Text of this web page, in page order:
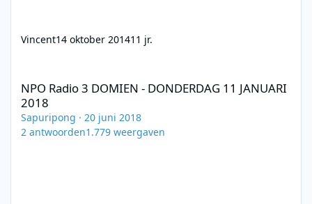
Vincent14 oktober 201411 jr.
NPO Radio 3 DOMIEN - DONDERDAG 11 JANUARI
2018
Sapuripong · 20 juni 2018
2 antwoorden1.779 weergaven